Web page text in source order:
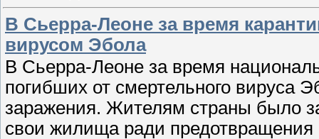
В Сьерра-Леоне за время
вирусом Эбола
В Сьерра-Леоне за время
погибших от смертельного вируса
заражения. Жителям страны было
свои жилища ради предотвращения